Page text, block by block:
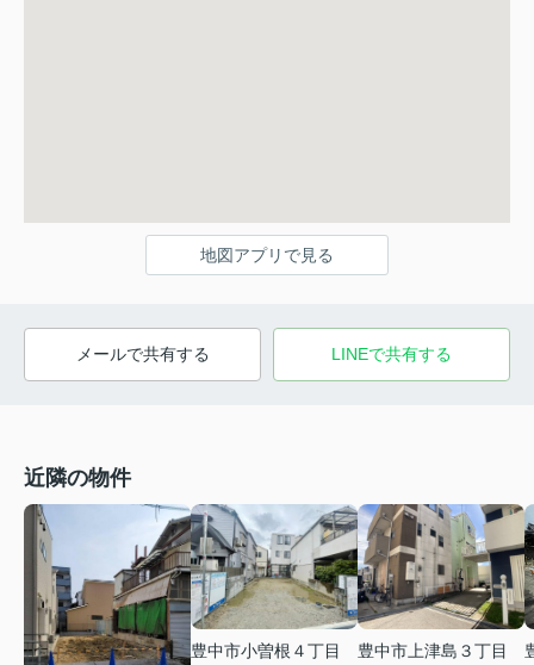
地図アプリで見る
メールで共有する LINEで共有する
近隣の物件
豊中市小曽根４丁目
豊中市上津島３丁目